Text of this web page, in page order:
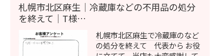
札幌市北区麻生｜冷蔵庫などの不用品の処分
を終えて｜T様…
札幌市北区麻生で冷蔵庫のなど
の処分を終えて 代表から お役